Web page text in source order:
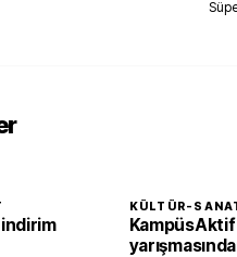
KÜLTÜR-
KampüsAktif